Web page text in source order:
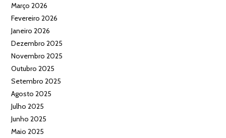
Março 2026
Fevereiro 2026
Janeiro 2026
Dezembro 2025
Novembro 2025
Outubro 2025
Setembro 2025
Agosto 2025
Julho 2025
Junho 2025
Maio 2025